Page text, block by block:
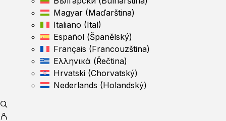
Magyar (Maďarština)
Italiano (Ital)
Español (Španělský)
Français (Francouzština)
Ελληνικά (Řečtina)
Hrvatski (Chorvatský)
Nederlands (Holandský)